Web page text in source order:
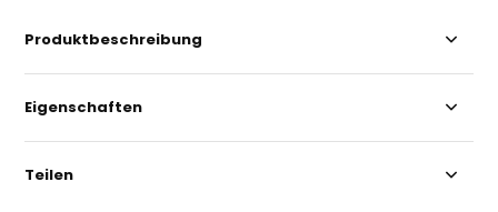
Produktbeschreibung
Eigenschaften
Teilen